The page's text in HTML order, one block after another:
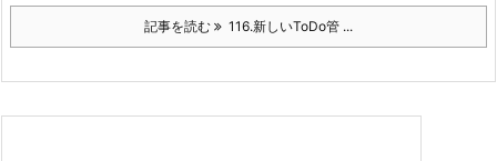
記事を読む 116.新しいToDo管 ...